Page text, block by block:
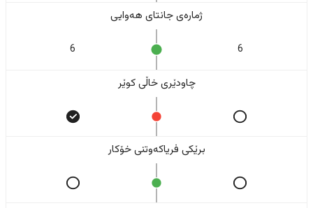
ژمارەی جانتای هەوایی
6
6
چاودێری خاڵی کوێر
برێکی فریاکەوتنی خۆکار